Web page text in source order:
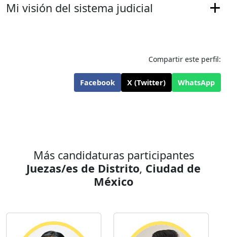
Mi visión del sistema judicial
Compartir este perfil:
Facebook X (Twitter) WhatsApp
Más candidaturas participantes
Juezas/es de Distrito, Ciudad de
México